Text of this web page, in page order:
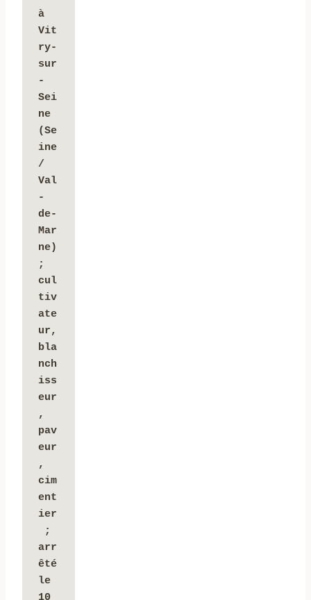
à
Vit
ry-
sur
-
Sei
ne
(Se
ine
/
Val
-
de-
Mar
ne)
;
cul
tiv
ate
ur,
bla
nch
iss
eur
,
pav
eur
,
cim
ent
ier
;
arr
êté
le
10